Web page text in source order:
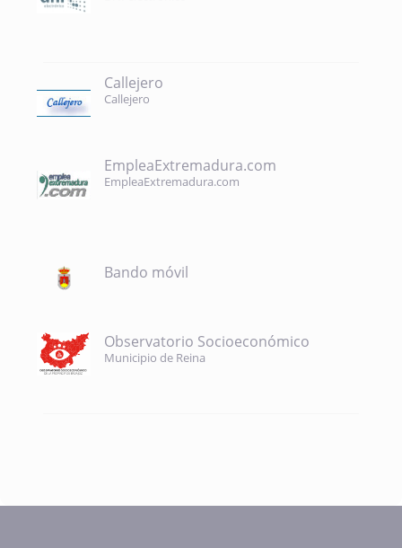
Callejero
Callejero
EmpleaExtremadura.com
EmpleaExtremadura.com
Bando móvil
Observatorio Socioeconómico
Municipio de Reina